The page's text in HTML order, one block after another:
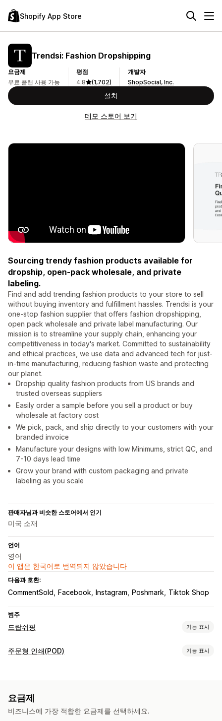
Shopify App Store
Trendsi: Fashion Dropshipping
요금제
무료 플랜 사용 가능
평점
4.8
(1,702)
개발자
ShopSocial, Inc.
설치
데모 스토어 보기
Sourcing trendy fashion products available for
dropship, open-pack wholesale, and private
labeling.
Find and add trending fashion products to your store to sell
without buying inventory and fulfillment hassles. Trendsi is your
one-stop fashion supplier that offers fashion dropshipping,
open pack wholesale and private label manufacturing. Our
mission is to streamline your supply chain, enhancing your
competitiveness in today's market. Committed to sustainability
and ethical practices, we use data and advanced tech for just-
in-time manufacturing, reducing fashion waste and protecting
our planet.
Dropship quality fashion products from US brands and
trusted overseas suppliers
Easily order a sample before you sell a product or buy
wholesale at factory cost
We pick, pack, and ship directly to your customers with your
branded invoice
Manufacture your designs with low Minimums, strict QC, and
7-10 days lead time
Grow your brand with custom packaging and private
labeling as you scale
판매자님과 비슷한 스토어에서 인기
미국 소재
언어
영어
이 앱은 한국어로 번역되지 않았습니다
다음과 호환:
CommentSold Facebook Instagram Poshmark Tiktok Shop
범주
드랍쉬핑 기능 표시
판매할 수 있는 제품
조달(소싱) 위치
멕시코
미국 중국
주문형 인쇄(POD) 기능 표시
사은품
요금제
비즈니스에 가장 적합한 요금제를 선택하세요.